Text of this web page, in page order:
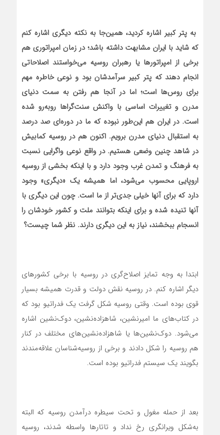
به پتر کبیر اشاره کردید، همین‌جا به نکته دیگری اشاره کنم
که شاید با ایران مشابهت داشته باشد؛ در زمان امپراتوری هم
برخی از امپراتورها یا رهبران‌ روسیه می‌خواستند اصلاحاتی
انجام دهند که پتر کبیر سرآمدشان بود و نوعی خاطره مهم
برای روس‌ها است؛ اما در آنجا هم رفتن به‌ سمت دنیای
مدرن و تغییرات اساسی با واکنش‌ سنت‌گرا‌ها روبه‌رو ‌شده
است. در ایران هم این‌طور نبوده که ما در دوره‌ای صد درصد
به استقبال دنیای مدرن برویم. اکنون هم در روسیه کمابیش
در شاهد چنین وضعی هستیم. در واقع نوعی واگرایی نسبت
به فرهنگ و تمدن غرب وجود دارد و با اینکه بخشی از روسیه
اروپایی محسوب می‌شود، اما همیشه یک «دیگری» وجود
دارد که برای آنها خیلی جدی‌تر از ما است. چون این دیگری با
آنها تنیده شده و برای اینکه بتوانند ملت و کشور خودشان را
انسجام ببخشند، نیاز به این دیگری دارند. نظر شما چیست؟
ابتدا به وجه تمایز اصلاح‌گری در روسیه با برخی کشورهای
دیگر اشاره کنم. در روسیه نقش دولت و قدرت همیشه بسیار
قوی‌ بوده است. وقتی روسیه شکل گرفت یک فدراتیو بود که
در کتاب‌های ما امیرنشین، شاهزاده‌نشین، دوک‌نشین اشاره
می‌شود. دوک‌نشین‌ها یا شاهزاده‌نشین‌های مختلف در کنار
هم روسیه را شکل دادند و برخی از روسیه‌‌شناسان علاقه‌مندند
بگویند یک سیستم فدراتیو بوده است.
بعد از حمله مغول و تحت ‌سیطره درآمدن روسیه که البته
به‌شکل ویرانگری رخ نداد و تاتارها واسطه شدند، روسیه